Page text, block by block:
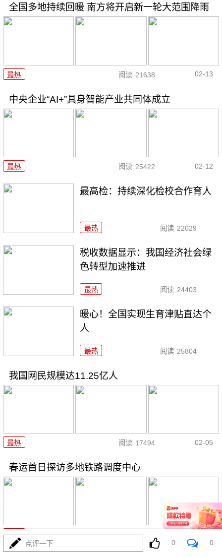
全国多地持续回暖 南方将开启新一轮大范围降雨
最热 阅读 21638 02-13
中央企业“AI+”具身智能产业共同体成立
最热 阅读 25422 02-12
最高检：持续深化检校合作育人
最热 阅读 22029
税收数据显示：我国经济社会绿
色转型加速推进
最热 阅读 24403
暖心！全国实现生育津贴直达个
人
最热 阅读 25804
我国网民规模达11.25亿人
最热 阅读 17494 02-05
春运首日探访多地铁路调度中心
最热 阅读 30356
点评一下 0 0